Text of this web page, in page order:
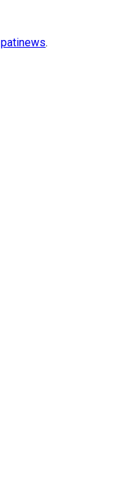
patinews.